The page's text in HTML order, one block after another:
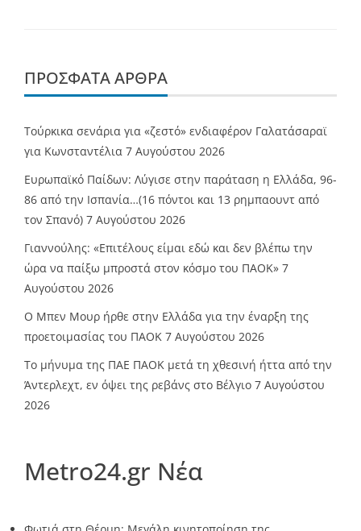
ΠΡΌΣΦΑΤΑ ΆΡΘΡΑ
Τούρκικα σενάρια για «ζεστό» ενδιαφέρον Γαλατάσαραϊ
για Κωνσταντέλια 7 Αυγούστου 2026
Ευρωπαϊκό Παίδων: Λύγισε στην παράταση η Ελλάδα, 96-
86 από την Ισπανία…(16 πόντοι και 13 ρημπαουντ από
τον Σπανό) 7 Αυγούστου 2026
Γιαννούλης: «Επιτέλους είμαι εδώ και δεν βλέπω την
ώρα να παίξω μπροστά στον κόσμο του ΠΑΟΚ» 7
Αυγούστου 2026
O Mπεν Μουρ ήρθε στην Ελλάδα για την έναρξη της
προετοιμασίας του ΠΑΟΚ 7 Αυγούστου 2026
Το μήνυμα της ΠΑΕ ΠΑΟΚ μετά τη χθεσινή ήττα από την
Άντερλεχτ, εν όψει της ρεβάνς στο Βέλγιο 7 Αυγούστου
2026
Metro24.gr Νέα